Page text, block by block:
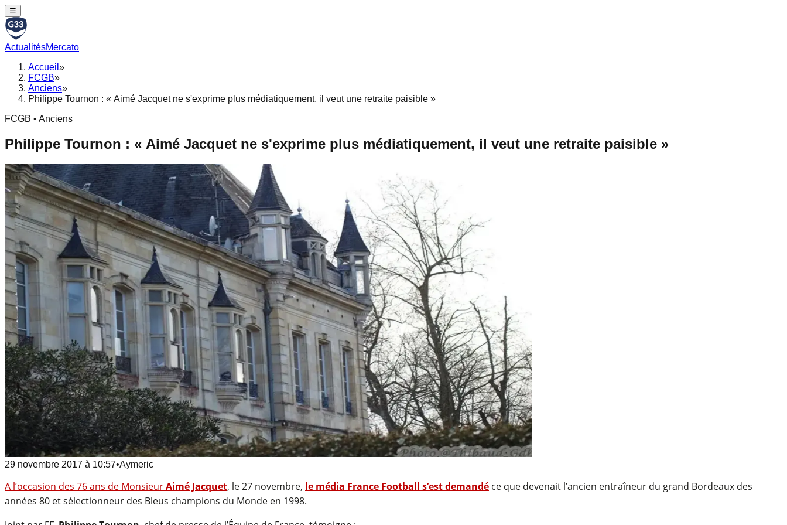
☰
ActualitésMercato
Accueil »
FCGB»
Anciens»
Philippe Tournon : « Aimé Jacquet ne s'exprime plus médiatiquement, il veut une retraite paisible »
FCGB • Anciens
Philippe Tournon : « Aimé Jacquet ne s'exprime plus médiatiquement, il veut une retraite paisible »
29 novembre 2017 à 10:57•Aymeric
A l’occasion des 76 ans de MonsieurAimé Jacquet, le 27 novembre, le média France Football s’est demandé ce que devenait l’ancien entraîneur du grand Bordeaux des
années 80 et sélectionneur des Bleus champions du Monde en 1998.